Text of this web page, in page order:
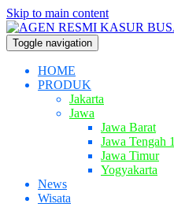
Skip to main content
Toggle navigation
HOME
PRODUK
Jakarta
Jawa
Jawa Barat
Jawa Tengah 1
Jawa Timur
Yogyakarta
News
Wisata